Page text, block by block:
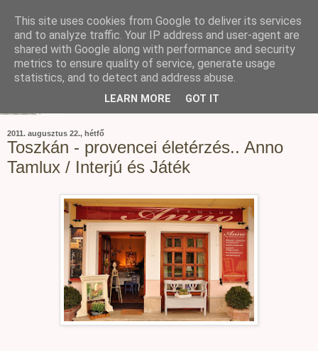
2011. augusztus 22., hétfő
Toszkán - provencei életérzés.. Anno
Tamlux / Interjú és Játék
This site uses cookies from Google to deliver its services
and to analyze traffic. Your IP address and user-agent are
shared with Google along with performance and security
metrics to ensure quality of service, generate usage
statistics, and to detect and address abuse.
LEARN MORE GOT IT